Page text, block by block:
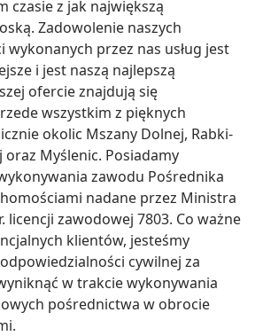
czasie z jak największą
Zadowolenie naszych
wykonanych przez nas usług jest
i jest naszą najlepszą
ofercie znajdują się
wszystkim z pięknych
okolic Mszany Dolnej, Rabki-
Myślenic. Posiadamy
zawodu Pośrednika
nadane przez Ministra
zawodowej 7803. Co ważne
klientów, jesteśmy
cywilnej za
w trakcie wykonywania
pośrednictwa w obrocie